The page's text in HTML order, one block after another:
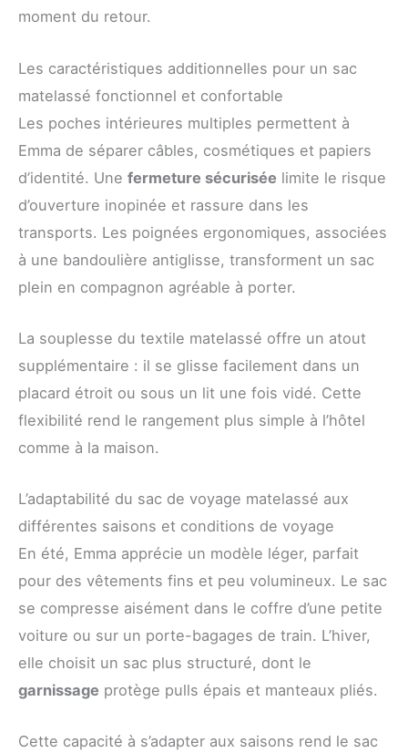
moment du retour.
Les caractéristiques additionnelles pour un sac
matelassé fonctionnel et confortable
Les poches intérieures multiples permettent à
Emma de séparer câbles, cosmétiques et papiers
d’identité. Une fermeture sécurisée limite le risque
d’ouverture inopinée et rassure dans les
transports. Les poignées ergonomiques, associées
à une bandoulière antiglisse, transforment un sac
plein en compagnon agréable à porter.
La souplesse du textile matelassé offre un atout
supplémentaire : il se glisse facilement dans un
placard étroit ou sous un lit une fois vidé. Cette
flexibilité rend le rangement plus simple à l’hôtel
comme à la maison.
L’adaptabilité du sac de voyage matelassé aux
différentes saisons et conditions de voyage
En été, Emma apprécie un modèle léger, parfait
pour des vêtements fins et peu volumineux. Le sac
se compresse aisément dans le coffre d’une petite
voiture ou sur un porte-bagages de train. L’hiver,
elle choisit un sac plus structuré, dont le
garnissage protège pulls épais et manteaux pliés.
Cette capacité à s’adapter aux saisons rend le sac